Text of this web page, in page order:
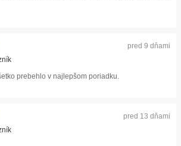
pred 9 dňami
prebehlo v najlepšom poriadku.
pred 13 dňami